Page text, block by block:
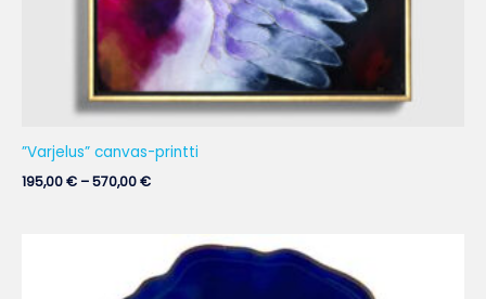
”Varjelus” canvas-printti
195,00€ –570,00€